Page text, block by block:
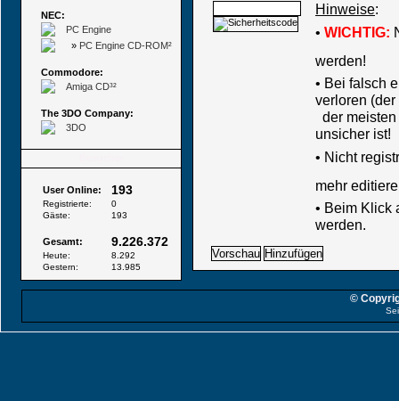
NEC:
PC Engine
» PC Engine CD-ROM²
Commodore:
Amiga CD³²
The 3DO Company:
3DO
User Online: 193
Registrierte:
0
Gäste:
193
Gesamt: 9.226.372
Heute:
8.292
Gestern:
13.985
Hinweise:
• WICHTIG:
werden!
• Bei falsch
verloren
der
unsicher ist!
• Nicht
mehr
• Beim Klick
werden.
©